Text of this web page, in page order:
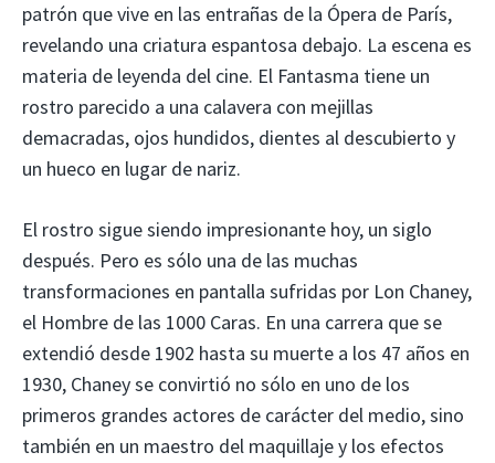
patrón que vive en las entrañas de la Ópera de París,
revelando una criatura espantosa debajo. La escena es
materia de leyenda del cine. El Fantasma tiene un
rostro parecido a una calavera con mejillas
demacradas, ojos hundidos, dientes al descubierto y
un hueco en lugar de nariz.
El rostro sigue siendo impresionante hoy, un siglo
después. Pero es sólo una de las muchas
transformaciones en pantalla sufridas por Lon Chaney,
el Hombre de las 1000 Caras. En una carrera que se
extendió desde 1902 hasta su muerte a los 47 años en
1930, Chaney se convirtió no sólo en uno de los
primeros grandes actores de carácter del medio, sino
también en un maestro del maquillaje y los efectos